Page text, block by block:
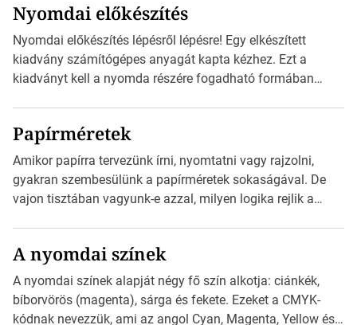
okostelefonjára telepíthet egy QR-kód-leolvasó
alkalmazást, ami leolvasni és dekódolni képes az URL-
információt és átirányítja a telefon böngészőjét a cég
weblapjára. A QR-kód beolvasása után a felhasználó
Nyomdai előkészítés
Nyomdai előkészítés lépésről lépésre! Egy elkészített
kiadvány számítógépes anyagát kapta kézhez. Ezt a
kiadványt kell a nyomda részére fogadható formában
Illustratorban készült vektorgrafika. *Hirdetés Minden
esetben konzultáljunk a nyomdával, mielőtt elkezdjük a
nyomdai előkészítést!Nehogy az elkészült munka után
derüljön ki, hogy valamit másképp kellett volna csinálni! […]
Papírméretek
Amikor papírra tervezünk írni, nyomtatni vagy rajzolni,
gyakran szembesülünk a papírméretek sokaságával. De
vajon tisztában vagyunk-e azzal, milyen logika rejlik a
*Hirdetés Ebben a cikkben a papírméretek izgalmas
világába kalauzolunk el téged, hogy jobban megértsd,
milyen szempontok alapján érdemes választanod a
jövőben. Bevezetés a papírméretek világába A […]
A nyomdai színek
A nyomdai színek alapját négy fő szín alkotja: ciánkék,
bíborvörös (magenta), sárga és fekete. Ezeket a CMYK-
kódnak nevezzük, ami az angol Cyan, Magenta, Yellow és